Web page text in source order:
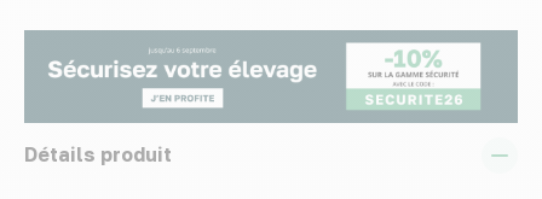
Détails produit